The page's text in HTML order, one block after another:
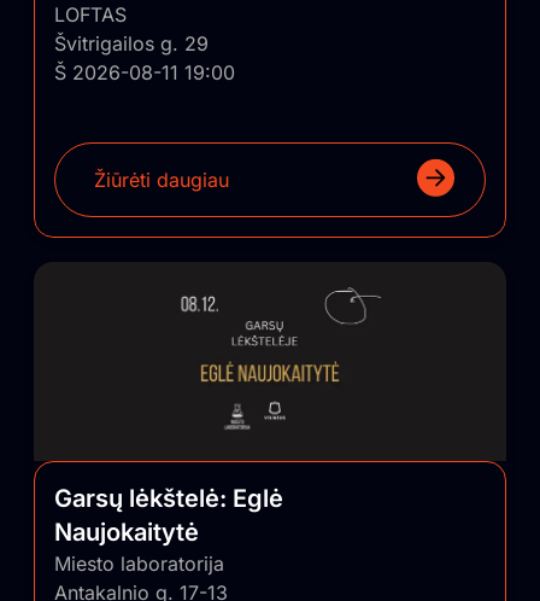
LOFTAS
Švitrigailos g. 29
Š 2026-08-11 19:00
Žiūrėti daugiau
Garsų lėkštelė: Eglė
Naujokaitytė
Miesto laboratorija
Antakalnio g. 17-13